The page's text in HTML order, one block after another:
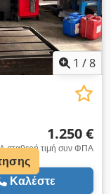
1 /8
1.250 €
σταθερή τιμή συν ΦΠΑ
Καλέστε